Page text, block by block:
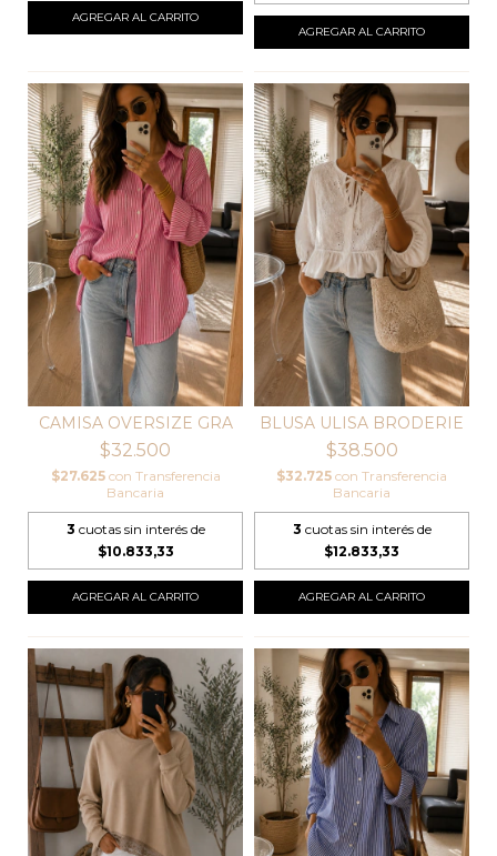
AGREGAR AL CARRITO
CAMISA OVERSIZE GRA
$32.500
$27.625 con Transferencia
Bancaria
3 cuotas sin interés de
$10.833,33
BLUSA ULISA BRODERIE
$38.500
$32.725 con Transferencia
Bancaria
3 cuotas sin interés de
$12.833,33